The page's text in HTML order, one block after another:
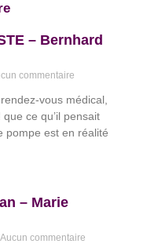
– Bernhard
commentaire
vous médical,
ce qu’il pensait
pompe est en réalité
– Marie
Aucun commentaire